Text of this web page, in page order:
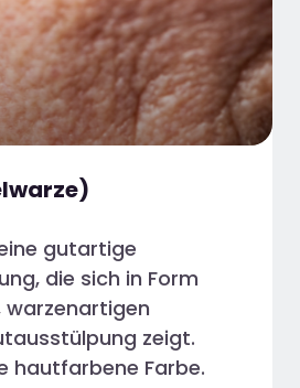
gutartige
die sich in Form
warzenartigen
zeigt.
hautfarbene Farbe.